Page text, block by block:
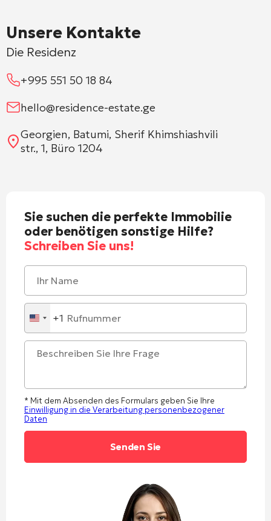
Unsere Kontakte
Die Residenz
+995 551 50 18 84
hello@residence-estate.ge
Georgien, Batumi, Sherif Khimshiashvili
str., 1, Büro 1204
Sie suchen die perfekte Immobilie
oder benötigen sonstige Hilfe?
Schreiben Sie uns!
United
States
+1
+1
* Mit dem Absenden des Formulars geben Sie Ihre
Einwilligung in die Verarbeitung personenbezogener
Daten